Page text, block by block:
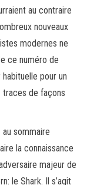
au contraire
nouveaux
modernes ne
ce numéro de
pour un
traces de façons
sommaire
la connaissance
majeur de
le Shark. Il s’agit